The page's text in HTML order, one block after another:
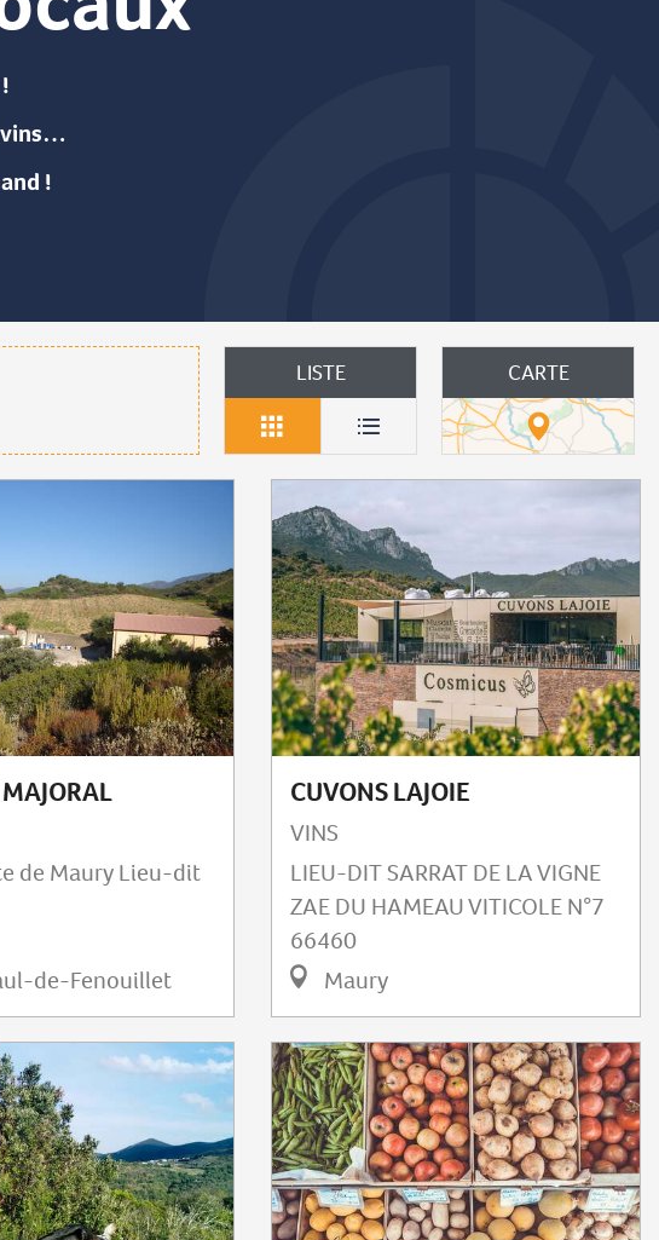
vins…
!
LISTE CARTE
de Maury Lieu-dit
de-Fenouillet
CUVONS LAJOIE
VINS
LIEU-DIT SARRAT DE LA VIGNE
ZAE DU HAMEAU VITICOLE N°7
66460
Maury